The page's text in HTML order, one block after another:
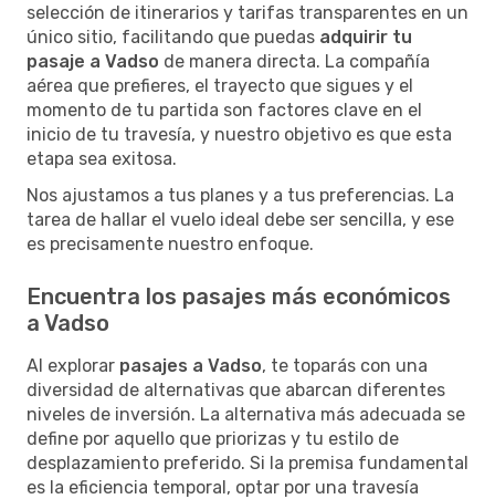
selección de itinerarios y tarifas transparentes en un
único sitio, facilitando que puedas adquirir tu
pasaje a Vadso de manera directa. La compañía
aérea que prefieres, el trayecto que sigues y el
momento de tu partida son factores clave en el
inicio de tu travesía, y nuestro objetivo es que esta
etapa sea exitosa.
Nos ajustamos a tus planes y a tus preferencias. La
tarea de hallar el vuelo ideal debe ser sencilla, y ese
es precisamente nuestro enfoque.
Encuentra los pasajes más económicos
a Vadso
Al explorar pasajes a Vadso, te toparás con una
diversidad de alternativas que abarcan diferentes
niveles de inversión. La alternativa más adecuada se
define por aquello que priorizas y tu estilo de
desplazamiento preferido. Si la premisa fundamental
es la eficiencia temporal, optar por una travesía